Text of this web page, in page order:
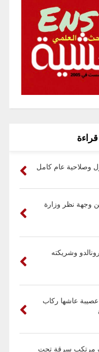
قراءة
وصلاحية عام كامل
وجهة نظر وزارة
وشريكته
عاشها ركاب
مرتكب سرقة تحت